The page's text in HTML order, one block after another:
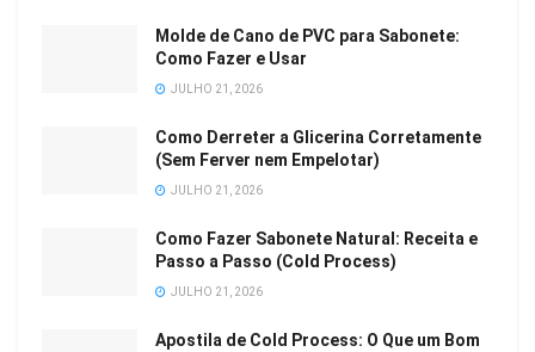
Molde de Cano de PVC para Sabonete:
Como Fazer e Usar
JULHO 21, 2026
Como Derreter a Glicerina Corretamente
(Sem Ferver nem Empelotar)
JULHO 21, 2026
Como Fazer Sabonete Natural: Receita e
Passo a Passo (Cold Process)
JULHO 21, 2026
Apostila de Cold Process: O Que um Bom